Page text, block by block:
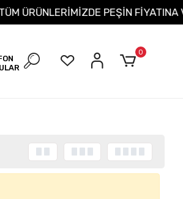
TÜM ÜRÜNLERİMİZDE PEŞİN
0